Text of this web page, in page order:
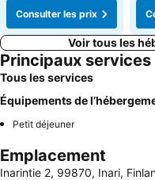
Consulter les prix
Voir tous les
Principaux services
Tous les services
Équipements de
Petit déjeuner
Emplacement
Inarintie 2, 99870, Inari,